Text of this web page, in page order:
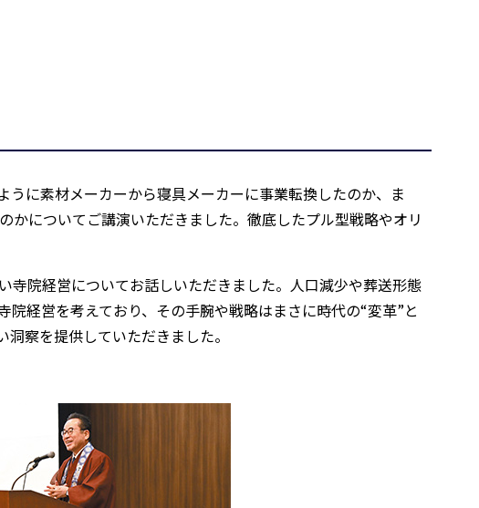
に素材メーカーから寝具メーカーに事業転換したのか、ま
についてご講演いただきました。徹底したプル型戦略やオリ
院経営についてお話しいただきました。人口減少や葬送形態
経営を考えており、その手腕や戦略はまさに時代の“変革”と
察を提供していただきました。